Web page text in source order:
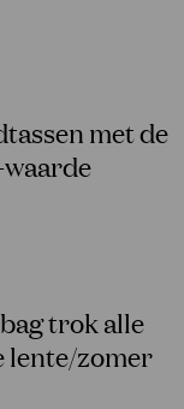
met de
trok alle
lente/zomer